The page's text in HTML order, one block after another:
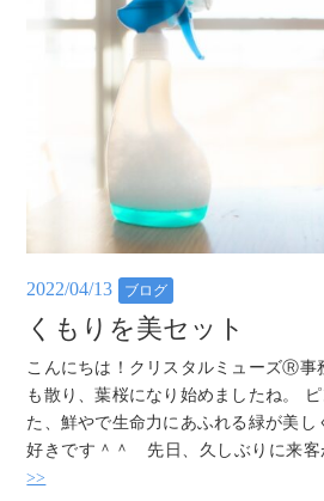
2022/04/13 ブログ
くもりを美セット
こんにちは！クリスタルミューズⓇ事
も散り、葉桜になり始めましたね。
た、鮮やで生命力にあふれる緑が美し
好きです＾＾ 先日、久しぶりに来
>>